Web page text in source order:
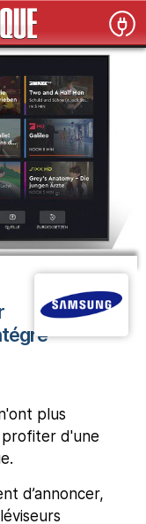
plus
d'une
d’annoncer,